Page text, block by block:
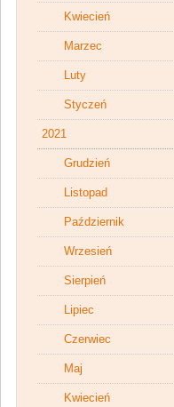
Kwiecień
Marzec
Luty
Styczeń
2021
Grudzień
Listopad
Październik
Wrzesień
Sierpień
Lipiec
Czerwiec
Maj
Kwiecień